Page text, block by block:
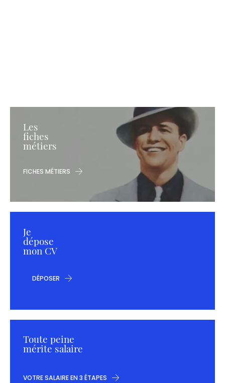
Les
fiches
métiers
FICHES MÉTIERS
Je
dépose
mon CV
DÉPOSER
Toute peine
mérite salaire
VOTRE SALAIRE EN 3 ÉTAPES